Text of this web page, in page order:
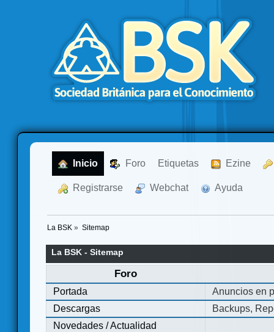
Inicio Foro Etiquetas Ezine
Registrarse Webchat Ayuda
La BSK » Sitemap
La BSK - Sitemap
Foro
Portada
Anuncios en
Descargas
Backups,
Novedades / Actualidad